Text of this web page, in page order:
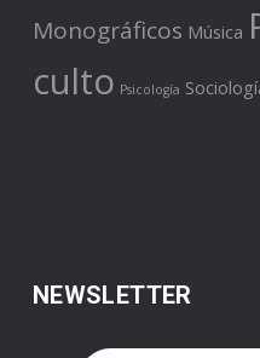
Monográficos Música
culto Psicología
NEWSLETTER